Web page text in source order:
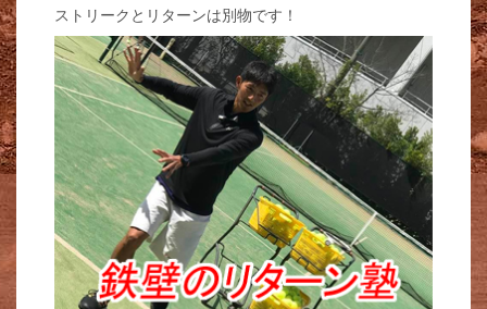
ストリークとリターンは別物です！